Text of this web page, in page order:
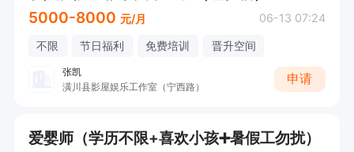
5000-8000 元/月 06-13 07:24
不限 节日福利 免费培训 晋升空间
张凯
潢川县影屋娱乐工作室（宁西路）
申请
爱婴师（学历不限+喜欢小孩➕暑假工勿扰）